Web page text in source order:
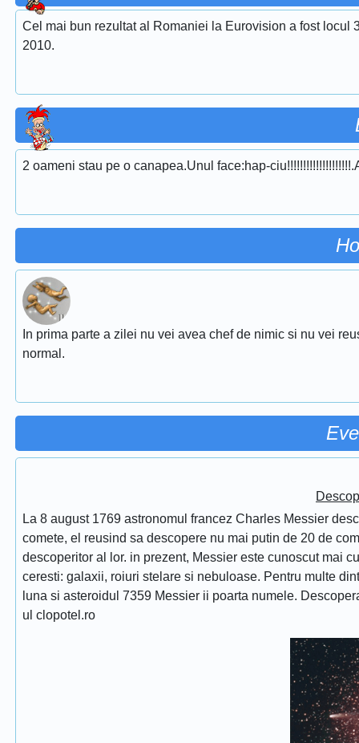
Cel mai bun rezultat al Romaniei la Eurovision a fost
2010.
2 oameni stau pe o canapea.Unul face:hap-
In prima parte a zilei nu vei avea chef de nimic si nu vei
normal.
La 8 august 1769 astronomul francez Charles Messier
comete, el reusind sa descopere nu mai putin de 20 de
descoperitor al lor. in prezent, Messier este cunoscut mai
ceresti: galaxii, roiuri stelare si nebuloase. Pentru multe
luna si asteroidul 7359 Messier ii poarta numele.
ul clopotel.ro